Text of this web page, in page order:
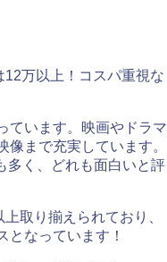
万以上！コスパ重視な
ています。映画やドラマ
まで充実しています。
多く、どれも面白いと評
取り揃えられており、
となっています！